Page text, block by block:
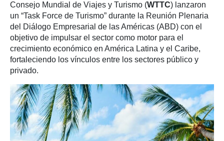
Consejo Mundial de Viajes y Turismo (WTTC) lanzaron
un “Task Force de Turismo” durante la Reunión Plenaria
del Diálogo Empresarial de las Américas (ABD) con el
objetivo de impulsar el sector como motor para el
crecimiento económico en América Latina y el Caribe,
fortaleciendo los vínculos entre los sectores público y
privado.